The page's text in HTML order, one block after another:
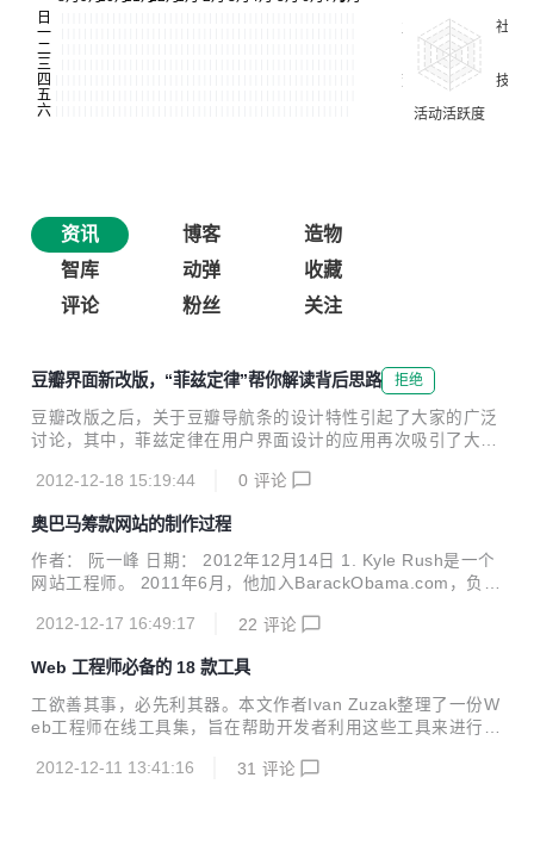
资讯 博客
造物
智库
动弹
收藏
评论
粉丝 关注
豆瓣界面新改版，“菲兹定律”帮你解读背后思路 拒绝
豆瓣改版之后，关于豆瓣导航条的设计特性引起了大家的广泛
讨论，其中，菲兹定律在用户界面设计的应用再次吸引了大家
定律极其在产品界面中的应用实例，通过这篇文章我们可以获
循“菲兹定律”不断优化用户操作的产物。 今天说说费兹定律
（Fitts' law），网上有很多资料，算是老生常谈。下面看一张
图，网上找到的，算是fitts在手机终端上的一些应用吧。 一，
时间取决于两个因素：到目标的距离A和目标的大小。 t = a +
2012-12-18 15:19:44 0 评论
奥巴马筹款网站的制作过程
作者： 阮一峰 日期： 2012年12月14日 1. Kyle Rush是一个
网站工程师。 2011年6月，他加入BarackObama.com，负责
马官网） 除了宣传，官网的主要目的就是筹款。 上一次大
过去4年美国经济一直没有起色，本次大选势必要投入更多的
资金，团队内部估计资金需求将达到创纪录的10亿美元。 一
个筹集10亿美元的网站，历史上从来没有过。Kyle Rush不知
赢得大选。 2. 2012年美国大选现在已经结束了...
2012-12-17 16:49:17 22 评论
Web 工程师必备的 18 款工具
工欲善其事，必先利其器。本文作者Ivan Zuzak整理了一份W
eb工程师在线工具集，旨在帮助开发者利用这些工具来进行开
提在于： 必须是一个灵活的Web应用程序（无扩展或者必须
2012-12-11 13:41:16 31 评论